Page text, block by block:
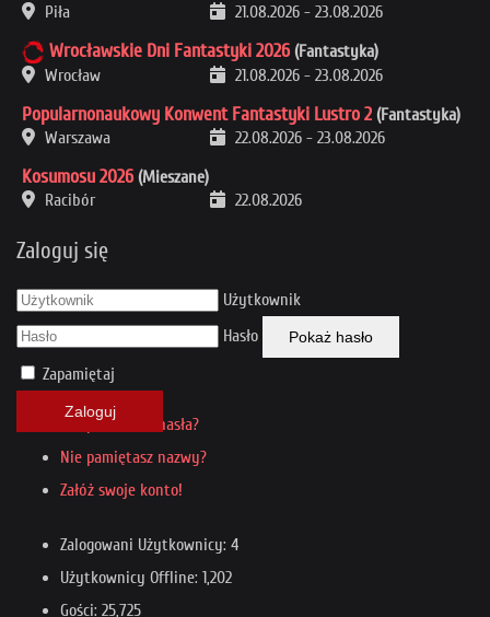
Piła
21.08.2026 - 23.08.2026
Wrocławskie Dni Fantastyki 2026 (Fantastyka)
Wrocław
21.08.2026 - 23.08.2026
Popularnonaukowy Konwent Fantastyki Lustro 2 (Fantastyka)
Warszawa
22.08.2026 - 23.08.2026
Kosumosu 2026 (Mieszane)
Racibór
22.08.2026
Zaloguj się
Użytkownik
Hasło
Pokaż hasło
Zapamiętaj
Zaloguj
Nie pamiętasz hasła?
Nie pamiętasz nazwy?
Załóż swoje konto!
Zalogowani Użytkownicy: 4
Użytkownicy Offline: 1,202
Gości: 25,725